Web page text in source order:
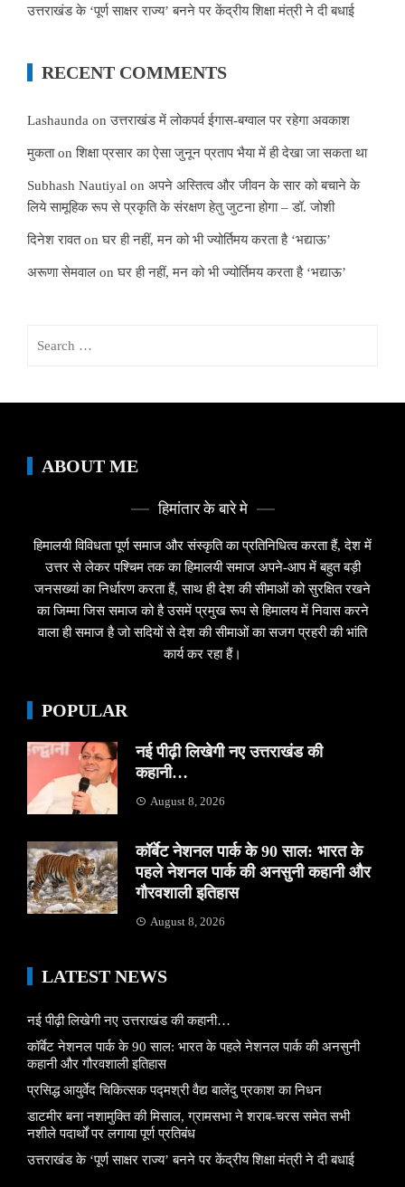
उत्तराखंड के ‘पूर्ण साक्षर राज्य’ बनने पर केंद्रीय शिक्षा मंत्री ने दी बधाई
RECENT COMMENTS
Lashaunda onउत्तराखंड में लोकपर्व ईगास-बग्वाल पर रहेगा अवकाश
मुकताonशिक्षा प्रसार का ऐसा जुनून प्रताप भैया में ही देखा जा सकता था
Subhash Nautiyal on अपने अस्तित्व और जीवन के सार को बचाने के
लिये सामूहिक रूप से प्रकृति के संरक्षण हेतु जुटना होगा – डॉ. जोशी
दिनेश रावतonघर ही नहीं, मन को भी ज्योर्तिमय करता है ‘भद्याऊ’
अरूणा सेमवाल onघर ही नहीं, मन को भी ज्योर्तिमय करता है ‘भद्याऊ’
ABOUT ME
हिमांतार के बारे मे
हिमालयी विविधता पूर्ण समाज और संस्कृति का प्रतिनिधित्व करता हैं, देश में
उत्तर से लेकर पश्चिम तक का हिमालयी समाज अपने-आप में बहुत बड़ी
जनसख्यां का निर्धारण करता हैं, साथ ही देश की सीमाओं को सुरक्षित रखने
का जिम्मा जिस समाज को है उसमें प्रमुख रूप से हिमालय में निवास करने
वाला ही समाज है जो सदियों से देश की सीमाओं का सजग प्रहरी की भांति
कार्य कर रहा हैं।
POPULAR
नई पीढ़ी लिखेगी नए उत्तराखंड की
कहानी…
August 8, 2026
कॉर्बेट नेशनल पार्क के 90 साल: भारत के
पहले नेशनल पार्क की अनसुनी कहानी और
गौरवशाली इतिहास
August 8, 2026
LATEST NEWS
नई पीढ़ी लिखेगी नए उत्तराखंड की कहानी…
कॉर्बेट नेशनल पार्क के 90 साल: भारत के पहले नेशनल पार्क की अनसुनी
कहानी और गौरवशाली इतिहास
प्रसिद्ध आयुर्वेद चिकित्सक पद्मश्री वैद्य बालेंदु प्रकाश का निधन
डाटमीर बना नशामुक्ति की मिसाल, ग्रामसभा ने शराब-चरस समेत सभी
नशीले पदार्थों पर लगाया पूर्ण प्रतिबंध
उत्तराखंड के ‘पूर्ण साक्षर राज्य’ बनने पर केंद्रीय शिक्षा मंत्री ने दी बधाई